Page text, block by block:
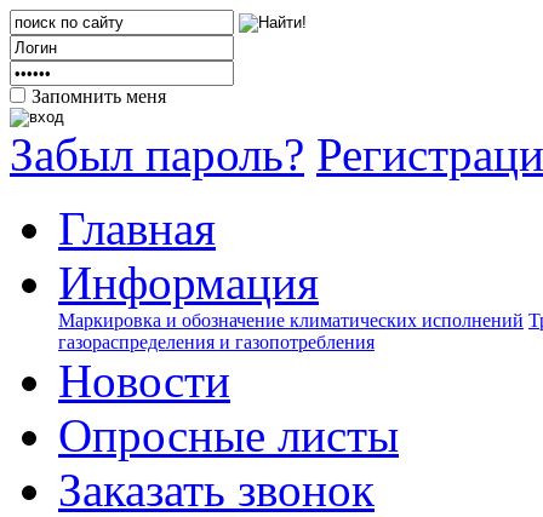
Запомнить меня
Забыл пароль?
Главная
Информация
Маркировка и обозначение климатических исполнений
газораспределения и газопотребления
Новости
Опросные листы
Заказать звонок